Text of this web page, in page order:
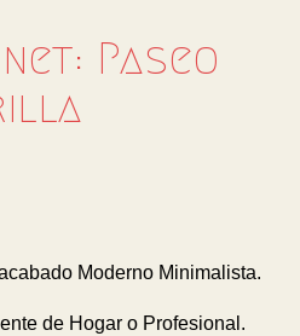
Paseo
Moderno Minimalista.
de Hogar o Profesional.